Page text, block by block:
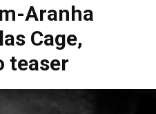
Aranha
Cage,
teaser